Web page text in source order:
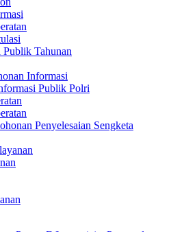
Tahunan
Informasi
Publik Polri
Penyelesaian Sengketa